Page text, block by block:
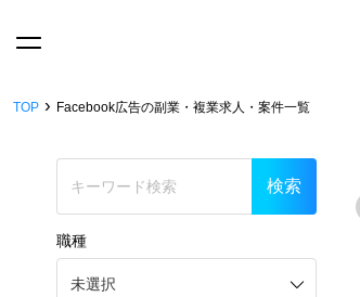
TOP › Facebook広告の副業・複業求人・案件一覧
職種